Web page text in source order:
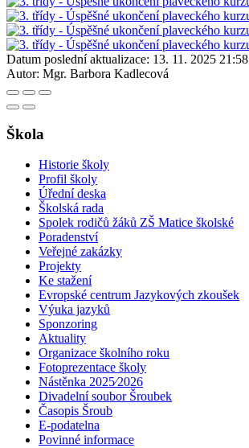
Datum poslední aktualizace: 13. 11. 2025 21:58
Autor: Mgr. Barbora Kadlecová
Škola
Historie školy
Profil školy
Úřední deska
Školská rada
Spolek rodičů žáků ZŠ Matice školské
Poradenství
Veřejné zakázky
Projekty
Ke stažení
Evropské centrum Jazykových zkoušek
Výuka jazyků
Sponzoring
Aktuality
Organizace školního roku
Fotoprezentace školy
Nástěnka 2025⁄2026
Divadelní soubor Šroubek
Časopis Šroub
E-podatelna
Povinné informace